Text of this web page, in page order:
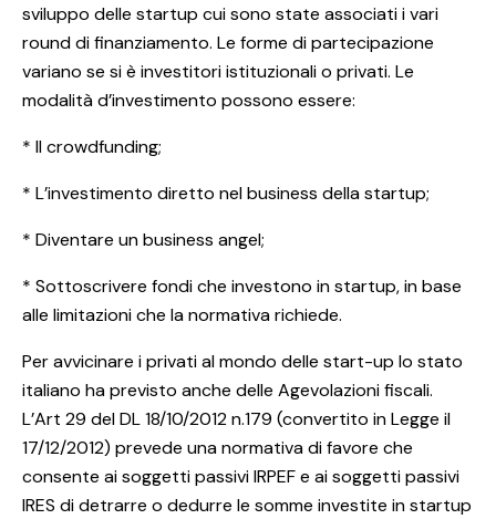
sviluppo delle startup cui sono state associati i vari
round di finanziamento. Le forme di partecipazione
variano se si è investitori istituzionali o privati. Le
modalità d’investimento possono essere:
* Il crowdfunding;
* L’investimento diretto nel business della startup;
* Diventare un business angel;
* Sottoscrivere fondi che investono in startup, in base
alle limitazioni che la normativa richiede.
Per avvicinare i privati al mondo delle start-up lo stato
italiano ha previsto anche delle Agevolazioni fiscali.
L’Art 29 del DL 18/10/2012 n.179 (convertito in Legge il
17/12/2012) prevede una normativa di favore che
consente ai soggetti passivi IRPEF e ai soggetti passivi
IRES di detrarre o dedurre le somme investite in startup